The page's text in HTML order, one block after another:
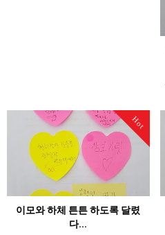
Hot
이모와 하체 튼튼 하도록 달렸
다...